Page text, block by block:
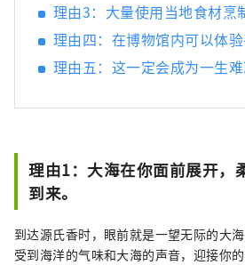
理由3：大量使用当地食材烹
理由四：在博物馆内可以体
理由五：这一定会成为一生难
理由1：大海在你面前展开，
到来。
到达源氏香时，眼前就是一望无际的大
受到海洋的气味和大海的声音，迎接你